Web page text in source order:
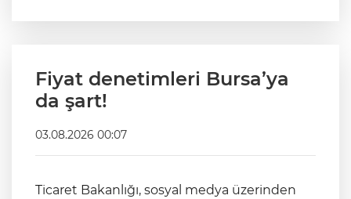
Fiyat denetimleri Bursa’ya
da şart!
03.08.2026 00:07
Ticaret Bakanlığı, sosyal medya üzerinden